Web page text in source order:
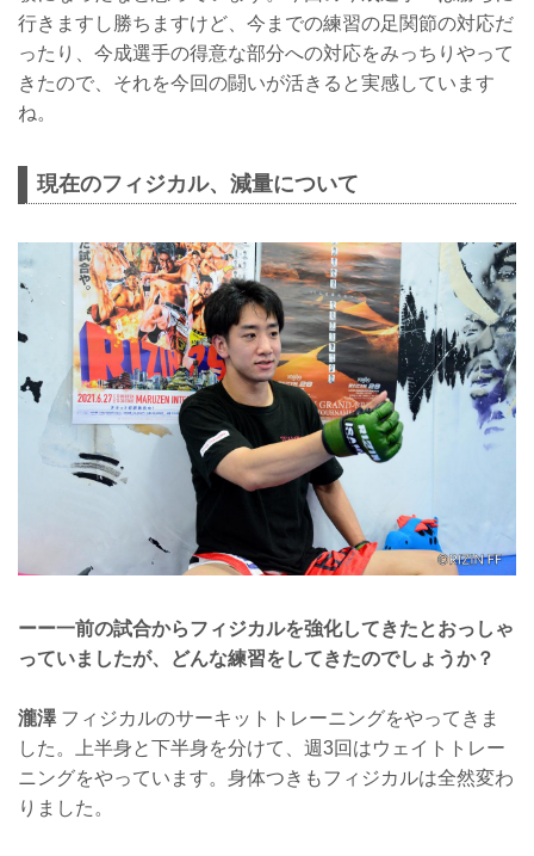
行きますし勝ちますけど、今までの練習の足関節の対応だ
ったり、今成選手の得意な部分への対応をみっちりやって
きたので、それを今回の闘いが活きると実感しています
ね。
現在のフィジカル、減量について
ーー一前の試合からフィジカルを強化してきたとおっしゃ
っていましたが、どんな練習をしてきたのでしょうか？
瀧澤フィジカルのサーキットトレーニングをやってきま
した。上半身と下半身を分けて、週3回はウェイトトレー
ニングをやっています。身体つきもフィジカルは全然変わ
りました。